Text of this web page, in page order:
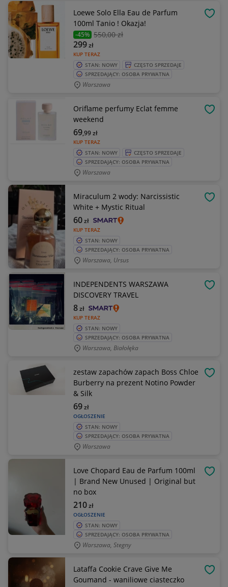
Loewe Solo Ella Eau de Parfum
100ml Tanio ! Okazja!
-45% 550,00 zł
KUP TERAZ
299zł
STAN: NOWY
CZĘSTO SPRZEDAJE
SPRZEDAJĄCY: OSOBA PRYWATNA
Warszawa
Oriflame perfumy Eclat femme
weekend
KUP TERAZ
69,99zł
STAN: NOWY
CZĘSTO SPRZEDAJE
SPRZEDAJĄCY: OSOBA PRYWATNA
Warszawa
Miraculum 2 wody: Narcissistic
White + Mystic Ritual
KUP TERAZ
60zł
STAN: NOWY
SPRZEDAJĄCY: OSOBA PRYWATNA
Warszawa, Ursus
INDEPENDENTS WARSZAWA
DISCOVERY TRAVEL
KUP TERAZ
8zł
STAN: NOWY
SPRZEDAJĄCY: OSOBA PRYWATNA
Warszawa, Białołęka
zestaw zapachów zapach Boss Chloe
Burberry na prezent Notino Powder
& Silk
OGŁOSZENIE
69zł
STAN: NOWY
SPRZEDAJĄCY: OSOBA PRYWATNA
Warszawa
Love Chopard Eau de Parfum 100ml
| Brand New Unused | Original but
no box
OGŁOSZENIE
210zł
STAN: NOWY
SPRZEDAJĄCY: OSOBA PRYWATNA
Warszawa, Stegny
Lataffa Cookie Crave Give Me
Goumand - waniliowe ciasteczko